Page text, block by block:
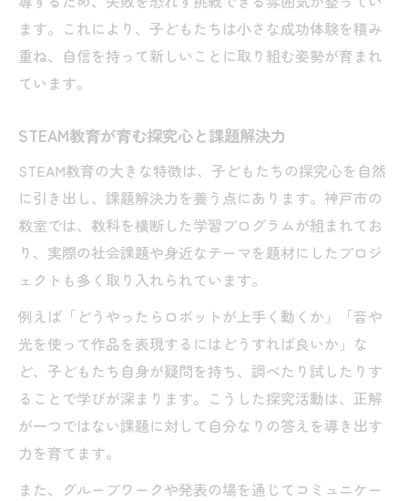
ます。これにより、子どもたちは小さな成功体験を積み
重ね、自信を持って新しいことに取り組む姿勢が育まれ
ています。
STEAM教育が育む探究心と課題解決力
STEAM教育の大きな特徴は、子どもたちの探究心を自然
に引き出し、課題解決力を養う点にあります。神戸市の
教室では、教科を横断した学習プログラムが組まれてお
り、実際の社会課題や身近なテーマを題材にしたプロジ
ェクトも多く取り入れられています。
例えば「どうやったらロボットが上手く動くか」「音や
光を使って作品を表現するにはどうすれば良いか」な
ど、子どもたち自身が疑問を持ち、調べたり試したりす
ることで学びが深まります。こうした探究活動は、正解
が一つではない課題に対して自分なりの答えを導き出す
力を育てます。
また、グループワークや発表の場を通じてコミュニケー